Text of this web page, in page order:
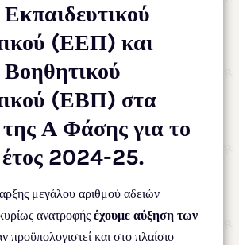
(ΕΕΠ) και
Βοηθητικού
(ΕΒΠ) στα
της Α Φάσης για το
έτος 2024-25.
μεγάλου αριθμού αδειών
ανατροφής έχουμε αύξηση των
προϋπολογιστεί και στο πλαίσιο